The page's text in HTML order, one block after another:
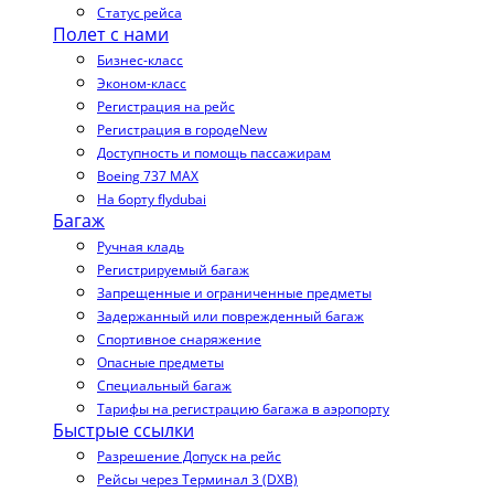
Статус рейса
Полет с нами
Бизнес-класс
Эконом-класс
Регистрация на рейс
Регистрация в городеNew
Доступность и помощь пассажирам
Boeing 737 MAX
На борту flydubai
Багаж
Ручная кладь
Регистрируемый багаж
Запрещенные и ограниченные предметы
Задержанный или поврежденный багаж
Спортивное снаряжение
Опасные предметы
Специальный багаж
Тарифы на регистрацию багажа в аэропорту
Быстрые ссылки
Разрешение Допуск на рейс
Рейсы через Терминал 3 (DXB)